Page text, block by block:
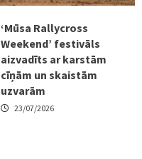
‘Mūsa Rallycross
Weekend’ festivāls
aizvadīts ar karstām
cīņām un skaistām
uzvarām
23/07/2026